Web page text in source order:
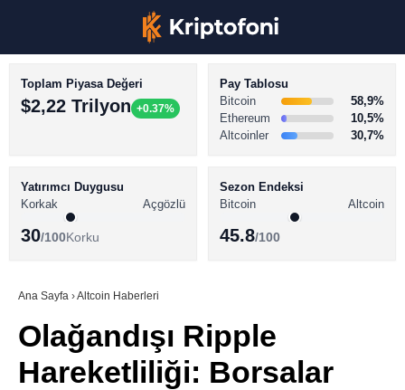
Youtube
TikTok
BİTCOİN HABERLERİ
ALTCOİN HABERLERİ
SÖZLÜK
Toplam Piyasa Değeri
$2,22 Trilyon +0.37%
Pay Tablosu
Bitcoin
58,9%
Ethereum
10,5%
Altcoinler
30,7%
Yatırımcı Duygusu
Korkak
Açgözlü
30/100Korku
Sezon Endeksi
Bitcoin
Altcoin
45.8/100
Ana Sayfa ›Altcoin Haberleri
Olağandışı Ripple
Hareketliliği: Borsalar